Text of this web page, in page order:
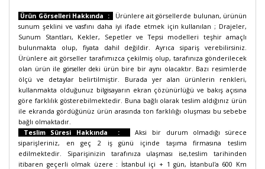
Ürün Görselleri Hakkında :
Ürünlere ait görsellerde bulunan, ürünün
sunum şeklini ve vasfını daha iyi ifade etmek için kullanılan ; Drajeler,
Sunum Stantları, Kekler, Sepetler ve Tepsi modelleri teşhir amaçlı
bulunmakta olup, fiyata dahil değildir. Ayrıca sipariş verebilirsiniz.
Ürünlere ait görseller tarafımızca çekilmiş olup, tarafınıza gönderilecek
olan ürün ilegörseller deki ürün bire bir aynı olacaktır. Bazı resimlerde
ölçü ve detaylar belirtilmiştir. Burada yer alan ürünlerin renkleri,
kullanmakta olduğunuz bilgisayarın ekran çözünürlüğü ve bakış açısına
göre farklılık gösterebilmektedir. Buna bağlı olarak teslim aldığınız ürün
ile ekranda gördüğünüz ürün arasında ton farklılığı oluşması bu sebebe
bağlı olmaktadır.
Teslim Süresi Hakkında :
Aksi bir durum olmadığı sürece
siparişleriniz, en geç 2 iş günü içinde taşıma firmasına teslim
edilmektedir. Siparişinizin tarafınıza ulaşması ise,teslim tarihinden
itibaren geçerli olmak üzere : İstanbul içi + 1 gün, İstanbul'a 600 Km